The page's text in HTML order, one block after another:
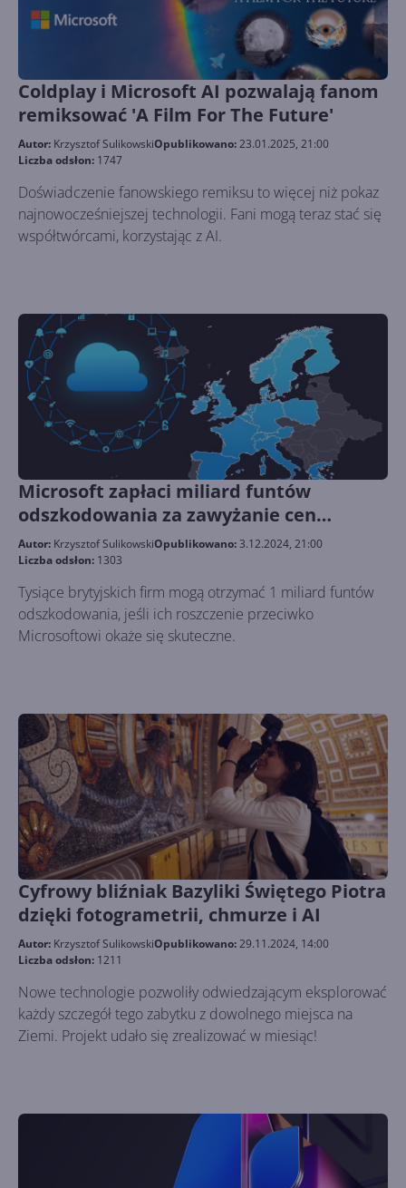
Coldplay i Microsoft AI pozwalają fanom
remiksować 'A Film For The Future'
Autor: Krzysztof SulikowskiOpublikowano:23.01.2025, 21:00
Liczba odsłon: 1747
Doświadczenie fanowskiego remiksu to więcej niż pokaz
najnowocześniejszej technologii. Fani mogą teraz stać się
współtwórcami, korzystając z AI.
Microsoft zapłaci miliard funtów
odszkodowania za zawyżanie cen
Windows Server w chmurze?
Autor: Krzysztof SulikowskiOpublikowano:3.12.2024, 21:00
Liczba odsłon: 1303
Tysiące brytyjskich firm mogą otrzymać 1 miliard funtów
odszkodowania, jeśli ich roszczenie przeciwko
Microsoftowi okaże się skuteczne.
Cyfrowy bliźniak Bazyliki Świętego Piotra
dzięki fotogrametrii, chmurze i AI
Autor: Krzysztof SulikowskiOpublikowano:29.11.2024, 14:00
Liczba odsłon: 1211
Nowe technologie pozwoliły odwiedzającym eksplorować
każdy szczegół tego zabytku z dowolnego miejsca na
Ziemi. Projekt udało się zrealizować w miesiąc!